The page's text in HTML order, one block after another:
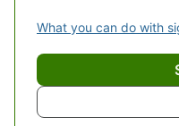
What you can do with